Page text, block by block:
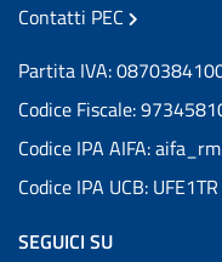
Contatti PEC
Partita IVA:
Codice Fiscale:
Codice IPA AIFA: aifa_rm
Codice IPA UCB: UFE1TR
SEGUICI SU